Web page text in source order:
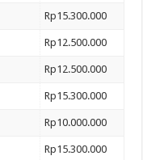
Rp15.300.000
Rp12.500.000
Rp12.500.000
Rp15.300.000
Rp10.000.000
Rp15.300.000